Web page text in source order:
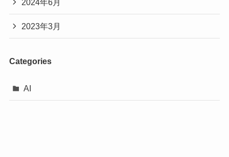
2024年6月
2023年3月
Categories
AI